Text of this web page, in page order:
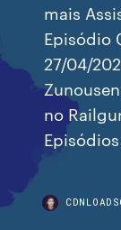
mais
Episódio
27/04/
no